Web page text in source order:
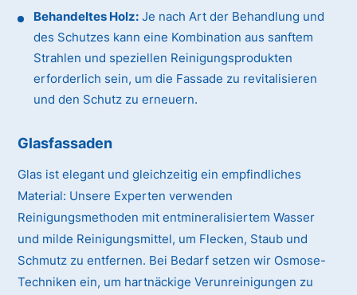
Behandeltes Holz: Je nach Art der Behandlung und
des Schutzes kann eine Kombination aus sanftem
Strahlen und speziellen Reinigungsprodukten
erforderlich sein, um die Fassade zu revitalisieren
und den Schutz zu erneuern.
Glasfassaden
Glas ist elegant und gleichzeitig ein empfindliches
Material: Unsere Experten verwenden
Reinigungsmethoden mit entmineralisiertem Wasser
und milde Reinigungsmittel, um Flecken, Staub und
Schmutz zu entfernen. Bei Bedarf setzen wir Osmose-
Techniken ein, um hartnäckige Verunreinigungen zu